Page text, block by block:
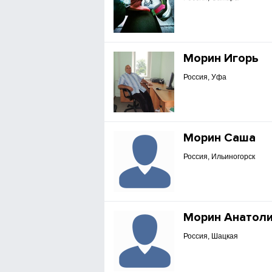
Морин Игорь
Россия, Уфа
Морин Саша
Россия, Ильиногорск
Морин
Россия, Шацкая